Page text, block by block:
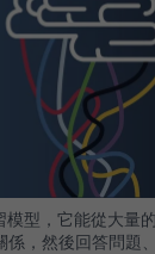
模型，它能從大量
，然後回答問題